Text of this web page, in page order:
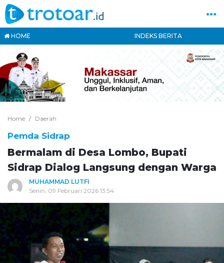
HOME INDEKS BERITA
Home Daerah
Pemda Sidrap
Bermalam di Desa Lombo, Bupati
Sidrap Dialog Langsung dengan Warga
MUHAMMAD LUTFI
Senin, 09 Februari 2026 13:54